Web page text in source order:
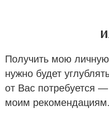
Получить мою
нужно будет
от Вас потребуется
моим рекомендациям.